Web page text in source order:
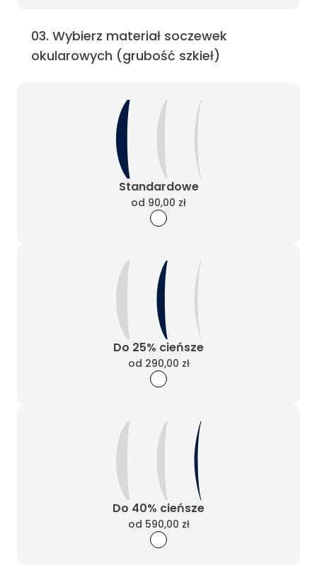
03. Wybierz materiał soczewek
okularowych (grubość szkieł)
Standardowe
od 90,00 zł
Do 25% cieńsze
od 290,00 zł
Do 40% cieńsze
od 590,00 zł